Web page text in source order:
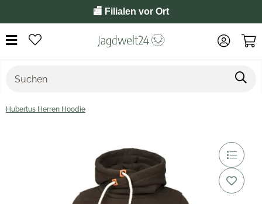
🏬 Filialen vor Ort
Hubertus Herren Hoodie